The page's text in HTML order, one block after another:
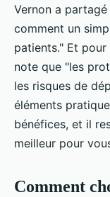
Vernon a
comment un
patients." Et
note que "les
les risques de
éléments
bénéfices, et il
meilleur pour
Comment